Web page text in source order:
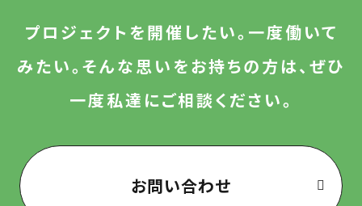
プロジェクトを開催したい。一度働いて
みたい。 そんな思いをお持ちの方は、ぜひ
一度私達にご相談ください。
お問い合わせ